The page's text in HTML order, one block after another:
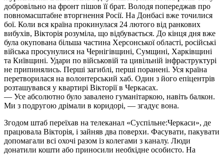
добровільно на фронт пішов її брат. Володя попереджав про
повномасштабне вторгнення Росії. На Донбасі вже точилися
бої. Коли вся країна прокинулася 24 лютого від ранкових
вибухів, Вікторія розуміла, що відбувається. До кінця дня вже
була окупована більша частина Херсонської області, російські
війська просунулися на Чернігівщині, Сумщині, Харківщині
та Київщині. Удари по військовій та цивільній інфраструктурі
не припинялись. Перші загиблі, перші поранені. Уся країна
перетворилася на волонтерський хаб. Один з його епіцентрів
розташувався у квартирі Вікторії в Черкасах.
— Усе абсолютно було завалено гуманітаркою, навіть балкон.
Ми з подругою дрімали в коридорі, — згадує вона.
Згодом штаб переїхав на телеканал «Суспільне:Черкаси», де
працювала Вікторія, і зайняв два поверхи. Фасувати, пакувати
допомагали всі охочі разом із колегами з каналу. Люди
донатили кошти або приносили необхідне особисто. На